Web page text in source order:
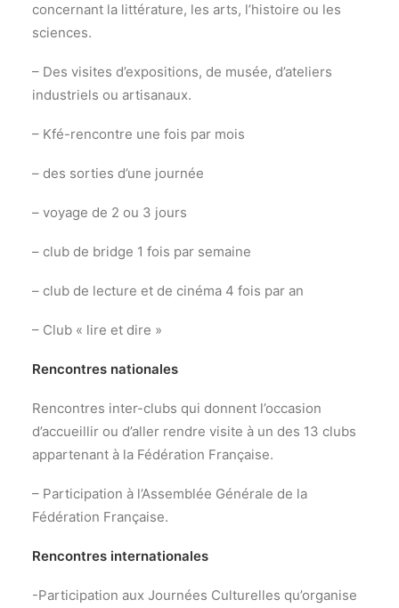
concernant la littérature, les arts, l’histoire ou les
sciences.
– Des visites d’expositions, de musée, d’ateliers
industriels ou artisanaux.
– Kfé-rencontre une fois par mois
– des sorties d’une journée
– voyage de 2 ou 3 jours
– club de bridge 1 fois par semaine
– club de lecture et de cinéma 4 fois par an
– Club « lire et dire »
Rencontres nationales
Rencontres inter-clubs qui donnent l’occasion
d’accueillir ou d’aller rendre visite à un des 13 clubs
appartenant à la Fédération Française.
– Participation à l’Assemblée Générale de la
Fédération Française.
Rencontres internationales
-Participation aux Journées Culturelles qu’organise